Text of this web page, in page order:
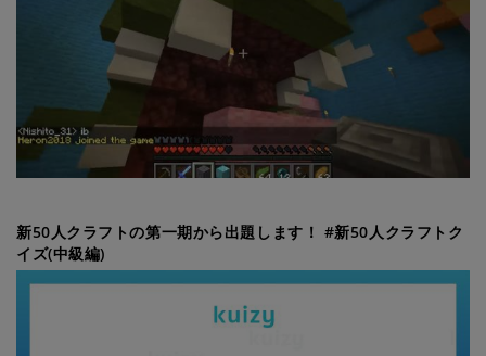
新50人クラフトの第一期から出題します！ #新50人クラフトク
イズ(中級編)